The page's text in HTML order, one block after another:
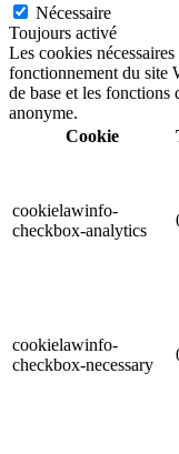
Nécessaire
Toujours activé
Les cookies
fonctionnement du site
de base et les fonctions
anonyme.
Cookie
cookielawinfo-
checkbox-analytics
cookielawinfo-
checkbox-necessary